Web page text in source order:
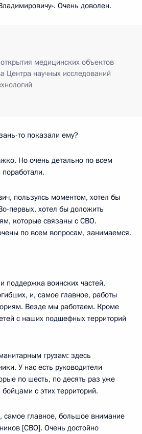
Очень доволен.
медицинских объектов
Центра научных исследований
то показали ему?
Но очень детально по всем
пользуясь моментом, хотел бы
первых, хотел бы доложить
которые связаны с СВО.
по всем вопросам, занимаемся.
поддержка воинских частей,
и, самое главное, работы
Везде мы работаем. Кроме
с наших подшефных территорий
грузам: здесь
У нас есть руководители
по шесть, по десять раз уже
с этих территорий.
самое главное, большое внимание
[СВО]. Очень достойно